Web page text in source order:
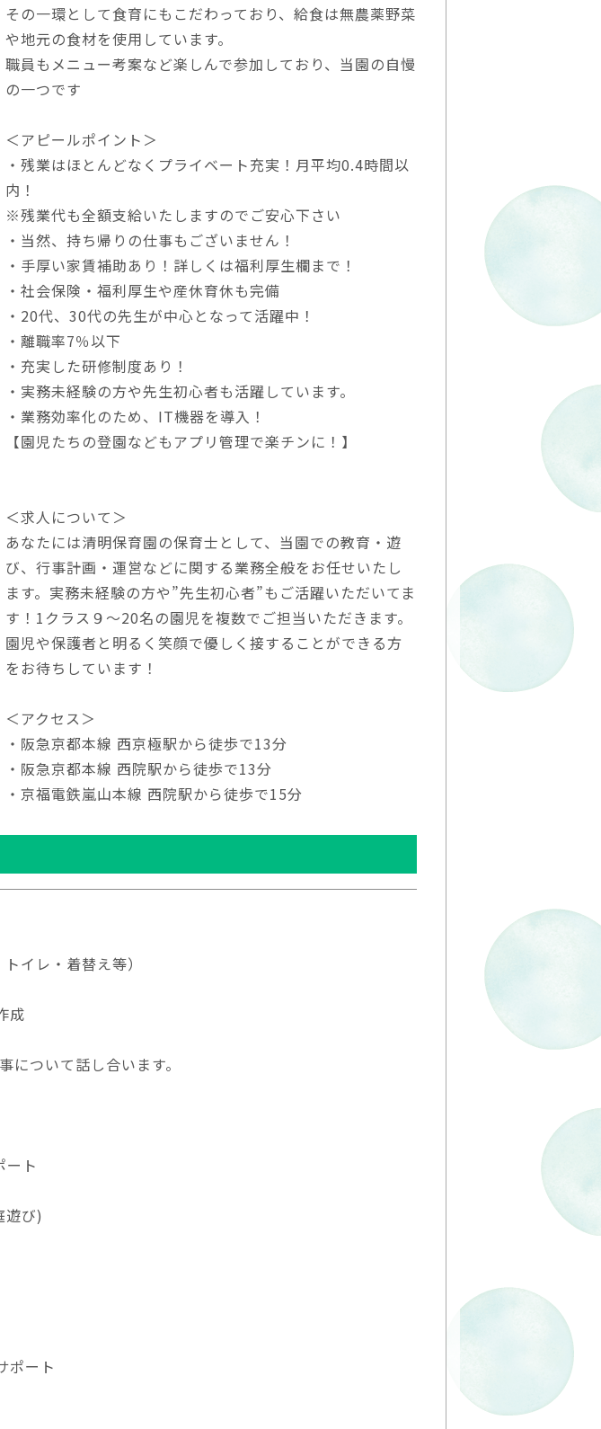
その一環として食育にもこだわっており、給食は無農薬野菜
や地元の食材を使用しています。
職員もメニュー考案など楽しんで参加しており、当園の自慢
の一つです
＜アピールポイント＞
・残業はほとんどなくプライベート充実！月平均0.4時間以
内！
※残業代も全額支給いたしますのでご安心下さい
・当然、持ち帰りの仕事もございません！
・手厚い家賃補助あり！詳しくは福利厚生欄まで！
・社会保険・福利厚生や産休育休も完備
・20代、30代の先生が中心となって活躍中！
・離職率7％以下
・充実した研修制度あり！
・実務未経験の方や先生初心者も活躍しています。
・業務効率化のため、IT機器を導入！
【園児たちの登園などもアプリ管理で楽チンに！】
＜求人について＞
あなたには清明保育園の保育士として、当園での教育・遊
び、行事計画・運営などに関する業務全般をお任せいたし
ます。実務未経験の方や”先生初心者”もご活躍いただいてま
す！1クラス９～20名の園児を複数でご担当いただきます。
園児や保護者と明るく笑顔で優しく接することができる方
をお待ちしています！
＜アクセス＞
・阪急京都本線 西京極駅から徒歩で13分
・阪急京都本線 西院駅から徒歩で13分
・京福電鉄嵐山本線 西院駅から徒歩で15分
イレ・着替え等）
成
について話し合います。
ト
び)
ポート